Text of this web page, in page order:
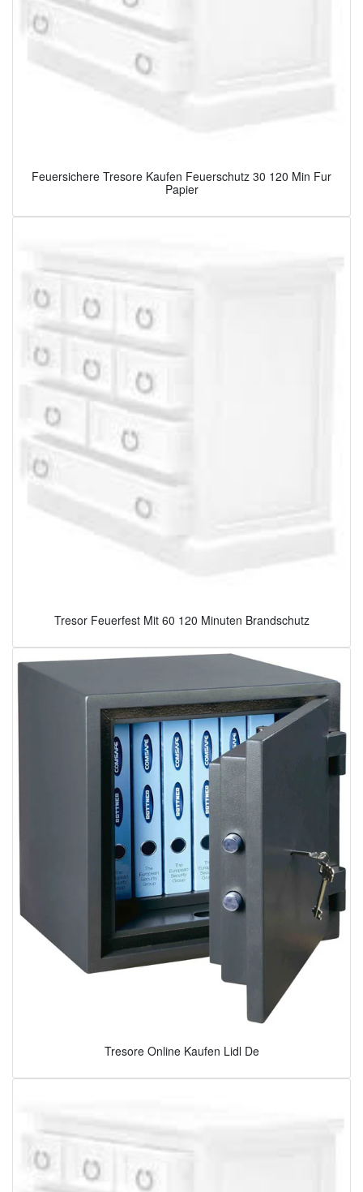
Feuersichere Tresore Kaufen Feuerschutz 30 120 Min Fur
Papier
Tresor Feuerfest Mit 60 120 Minuten Brandschutz
Tresore Online Kaufen Lidl De